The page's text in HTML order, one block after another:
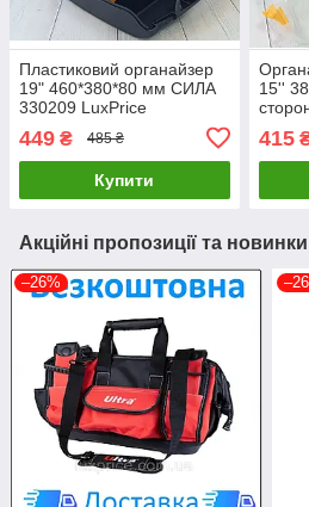
Пластиковий органайзер
19" 460*380*80 мм СИЛА
330209 LuxPrice
449 ₴ 485 ₴
Купити
15''
415
Акційні пропозиції та новинки
–26%